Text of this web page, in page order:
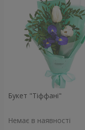
Букет "Тіффані"
Немає в наявності